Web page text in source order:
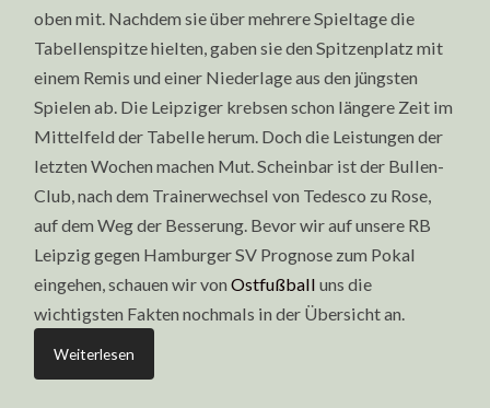
oben mit. Nachdem sie über mehrere Spieltage die
Tabellenspitze hielten, gaben sie den Spitzenplatz mit
einem Remis und einer Niederlage aus den jüngsten
Spielen ab. Die Leipziger krebsen schon längere Zeit im
Mittelfeld der Tabelle herum. Doch die Leistungen der
letzten Wochen machen Mut. Scheinbar ist der Bullen-
Club, nach dem Trainerwechsel von Tedesco zu Rose,
auf dem Weg der Besserung. Bevor wir auf unsere RB
Leipzig gegen Hamburger SV Prognose zum Pokal
eingehen, schauen wir vonOstfußball uns die
wichtigsten Fakten nochmals in der Übersicht an.
Weiterlesen